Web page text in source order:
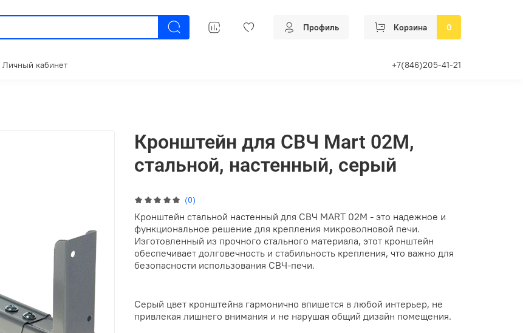
Профиль Корзина 0
Личный кабинет +7(846)205-41-21
(0)
Кронштейн для СВЧ Mart 02M,
стальной, настенный, серый
Кронштейн стальной настенный для СВЧ MART 02M - это надежное и
функциональное решение для крепления микроволновой печи.
Изготовленный из прочного стального материала, этот кронштейн
обеспечивает долговечность и стабильность крепления, что важно для
безопасности использования СВЧ-печи.
Серый цвет кронштейна гармонично впишется в любой интерьер, не
привлекая лишнего внимания и не нарушая общий дизайн помещения.